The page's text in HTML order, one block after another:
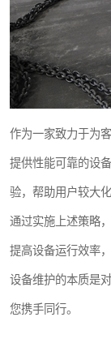
作为一家致力于为
提供性能可靠的设
验，帮助用户较大
通过实施上述策略
提高设备运行效率
设备维护的本质是
您携手同行。